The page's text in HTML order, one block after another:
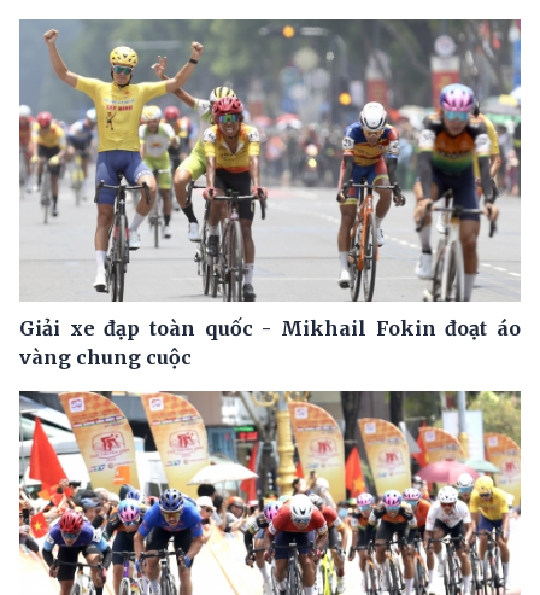
Giải xe đạp toàn quốc - Mikhail Fokin đoạt áo
vàng chung cuộc